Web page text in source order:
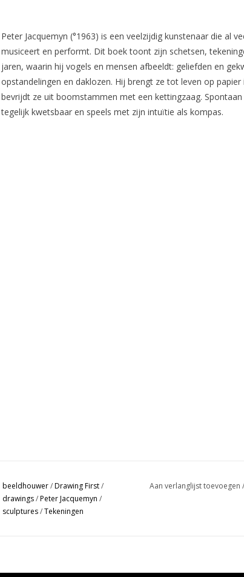
Peter Jacquemyn (°1963) is een veelzijdig kunstenaar die al
musiceert en performt. Dit boek toont zijn schetsen,
jaren, waarin hij vogels en mensen afbeeldt: geliefden en
opstandelingen en daklozen. Hij brengt ze tot leven op
bevrijdt ze uit boomstammen met een kettingzaag.
tegelijk kwetsbaar en speels met zijn intuïtie als kompas.
beeldhouwer/Drawing First/
drawings/Peter Jacquemyn /
sculptures/Tekeningen
Aan verlanglijst toevoegen /